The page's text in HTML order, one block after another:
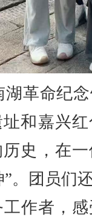
湖革命纪
和嘉兴
史，在
。团员们
作者，